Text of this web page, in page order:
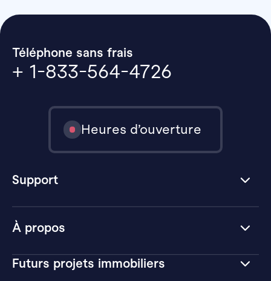
À propos
Futurs projets immobiliers
Téléphone sans frais
+ 1-833-564-4726
Heures d’ouverture
Support